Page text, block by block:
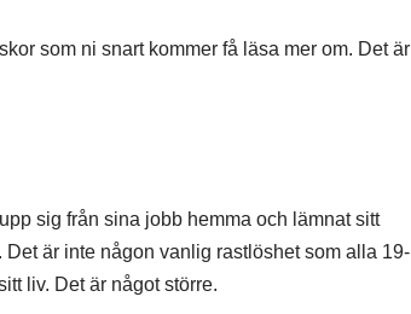
som ni snart kommer få läsa mer om. Det är
sig från sina jobb hemma och lämnat sitt
är inte någon vanlig rastlöshet som alla 19-
liv. Det är något större.